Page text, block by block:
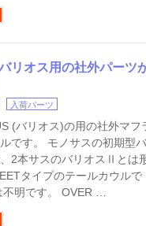
リオス用の社外パーツ
入荷パーツ
(バリオス)の用の社外マフ
です。 モノサスの初期型
2本サスのバリオスⅡとは
タイプのテールカウルで
明です。 OVER …